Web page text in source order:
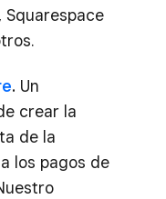
Squarespace
. Un
crear la
de la
los pagos de